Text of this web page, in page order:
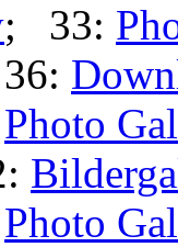
; 33:
Photo
Photo